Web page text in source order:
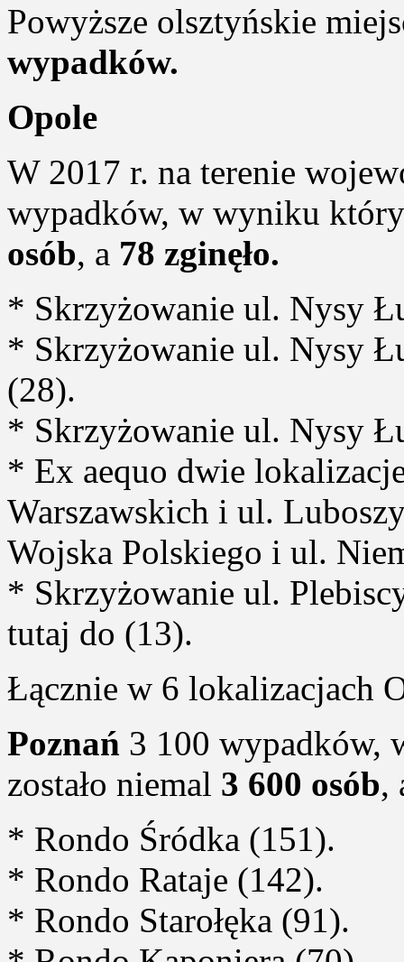
Powyższe olsztyńskie
wypadków.
Opole
W 2017 r. na terenie
wypadków, w wyniku
osób, a 78 zginęło.
* Skrzyżowanie ul. Nysy
* Skrzyżowanie ul. Nysy
(28).
* Skrzyżowanie ul. Nysy
* Ex aequo dwie
Warszawskich i ul.
Wojska Polskiego i ul.
* Skrzyżowanie ul.
tutaj do (13).
Łącznie w 6 lokalizacjach
Poznań 3 100 wypadków,
zostało niemal 3 600 osób,
* Rondo Śródka (151).
* Rondo Rataje (142).
* Rondo Starołęka (91).